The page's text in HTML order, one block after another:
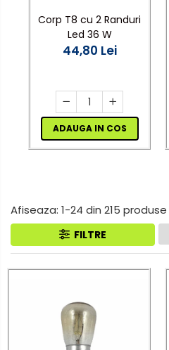
Spoturi led pe sina
dimensiuni
Mufe,Accesorii TV
Prelungitoare/Derulatoare
Prize
Starter/Droser
Întrerupătoare/Comutatoare
Ştechere/Stecher adaptor
Ţeavă PVC
Corp T8 cu 2 Randuri
Led 36 W
44,80 Lei
ADAUGA IN COS
Afiseaza: 1-24 din 215 produse
FILTRE